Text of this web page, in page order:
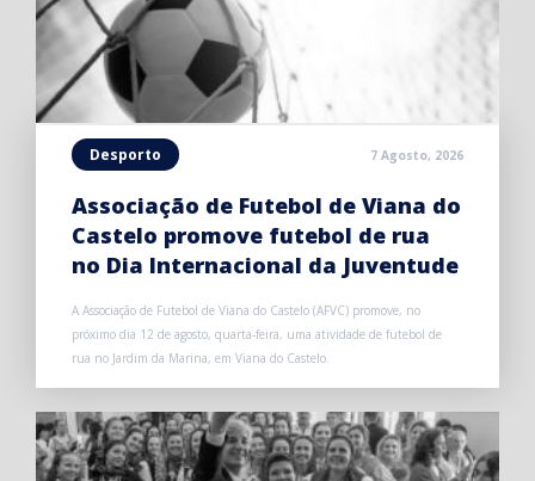
Desporto 7 Agosto, 2026
Associação de Futebol de Viana do
Castelo promove futebol de rua
no Dia Internacional da Juventude
A Associação de Futebol de Viana do Castelo (AFVC) promove, no
próximo dia 12 de agosto, quarta-feira, uma atividade de futebol de
rua no Jardim da Marina, em Viana do Castelo.